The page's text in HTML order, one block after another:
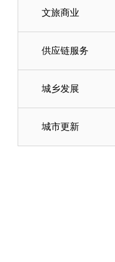
文旅商业
供应链服务
城乡发展
城市更新